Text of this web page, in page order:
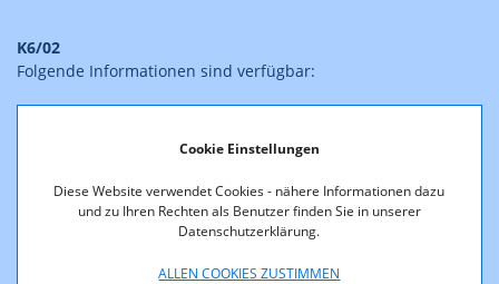
Cookie Einstellungen
Diese Website verwendet Cookies - nähere Informationen dazu
und zu Ihren Rechten als Benutzer finden Sie in unserer
Datenschutzerklärung.
ALLEN COOKIES ZUSTIMMEN
K6/02
Folgende Informationen sind verfügbar:
900/1800 MHz (2002) Ausschreibungsunterlage
900/1800 MHz (2002) Antragsteller
900/1800 MHz (2002) Auktionsverfahren